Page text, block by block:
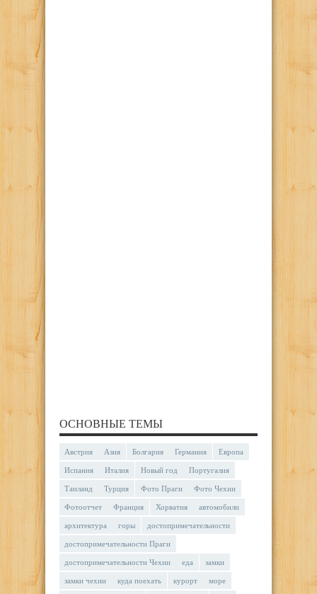
ОСНОВНЫЕ ТЕМЫ
Австрия Азия Болгария Германия Европа
Испания Италия Новый год Португалия
Таиланд Турция Фото Праги Фото Чехии
Фотоотчет Франция Хорватия автомобили
архитектура горы достопримечательности
достопримечательности Праги
достопримечательности Чехии еда замки
замки чехии куда поехать курорт море